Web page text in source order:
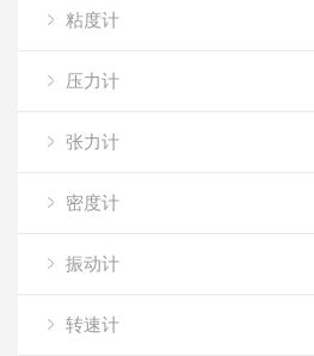
粘度计
压力计
张力计
密度计
振动计
转速计